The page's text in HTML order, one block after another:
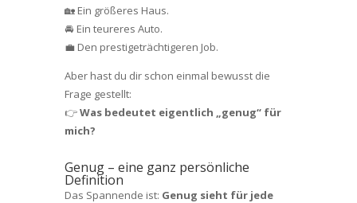
🏡 Ein größeres Haus.
🚘 Ein teureres Auto.
💼 Den prestigeträchtigeren Job.
Aber hast du dir schon einmal bewusst die
Frage gestellt:
👉Was bedeutet eigentlich „genug“ für
mich?
Genug – eine ganz persönliche
Definition
Das Spannende ist: Genug sieht für jede